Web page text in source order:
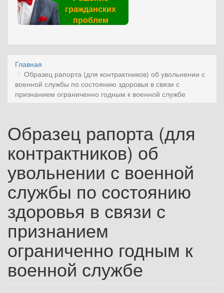
гражданских
проблем
Главная
Образец рапорта (для контрактников) об увольнении с
военной службы по состоянию здоровья в связи с
признанием ограниченно годным к военной службе
Образец рапорта (для
контрактников) об
увольнении с военной
службы по состоянию
здоровья в связи с
признанием
ограниченно годным к
военной службе